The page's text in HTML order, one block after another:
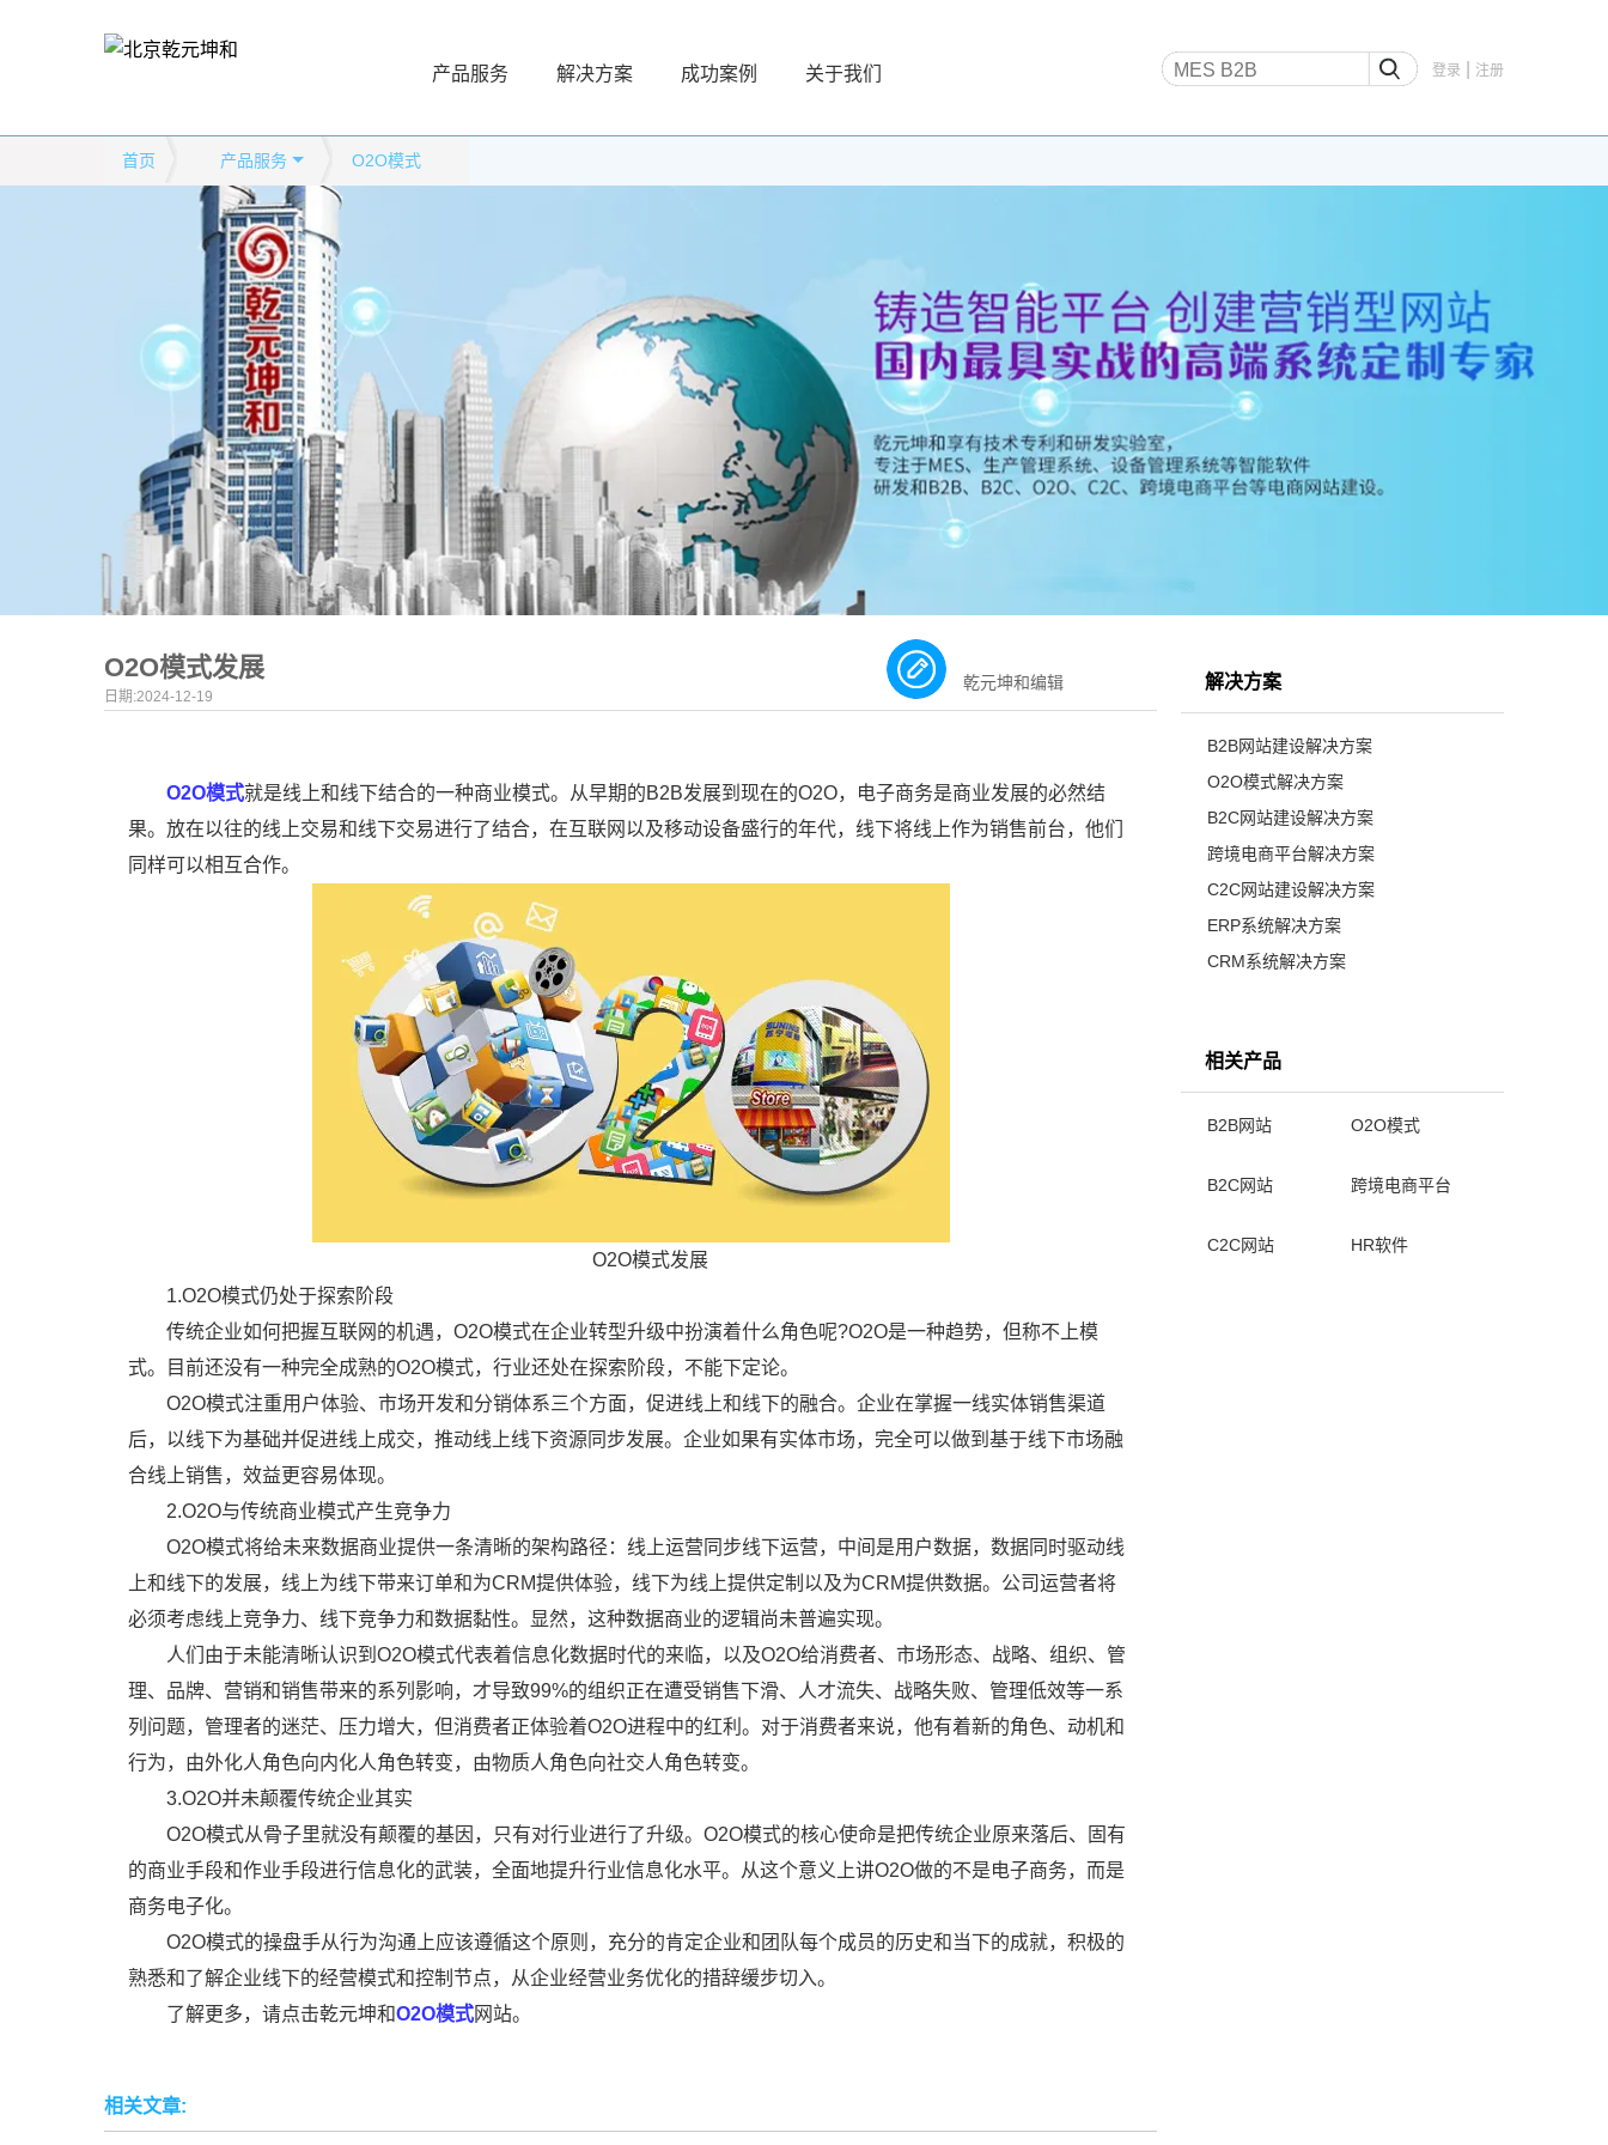
产品服务 解决方案 成功案例 关于我们 登录 注册
首页 产品服务 O2O模式
O2O模式发展
日期:2024-12-19
乾元坤和编辑
O2O模式就是线上和线下结合的一种商业模式。从早期的B2B发展到现在的O2O，电子商务是商业发展的必然结
果。放在以往的线上交易和线下交易进行了结合，在互联网以及移动设备盛行的年代，线下将线上作为销售前台，他们
同样可以相互合作。
O2O模式发展
1.O2O模式仍处于探索阶段
传统企业如何把握互联网的机遇，O2O模式在企业转型升级中扮演着什么角色呢?O2O是一种趋势，但称不上模
式。目前还没有一种完全成熟的O2O模式，行业还处在探索阶段，不能下定论。
O2O模式注重用户体验、市场开发和分销体系三个方面，促进线上和线下的融合。企业在掌握一线实体销售渠道
后，以线下为基础并促进线上成交，推动线上线下资源同步发展。企业如果有实体市场，完全可以做到基于线下市场融
合线上销售，效益更容易体现。
2.O2O与传统商业模式产生竞争力
O2O模式将给未来数据商业提供一条清晰的架构路径：线上运营同步线下运营，中间是用户数据，数据同时驱动线
上和线下的发展，线上为线下带来订单和为CRM提供体验，线下为线上提供定制以及为CRM提供数据。公司运营者将
必须考虑线上竞争力、线下竞争力和数据黏性。显然，这种数据商业的逻辑尚未普遍实现。
人们由于未能清晰认识到O2O模式代表着信息化数据时代的来临，以及O2O给消费者、市场形态、战略、组织、管
理、品牌、营销和销售带来的系列影响，才导致99%的组织正在遭受销售下滑、人才流失、战略失败、管理低效等一系
列问题，管理者的迷茫、压力增大，但消费者正体验着O2O进程中的红利。对于消费者来说，他有着新的角色、动机和
行为，由外化人角色向内化人角色转变，由物质人角色向社交人角色转变。
3.O2O并未颠覆传统企业其实
O2O模式从骨子里就没有颠覆的基因，只有对行业进行了升级。O2O模式的核心使命是把传统企业原来落后、固有
的商业手段和作业手段进行信息化的武装，全面地提升行业信息化水平。从这个意义上讲O2O做的不是电子商务，而是
商务电子化。
O2O模式的操盘手从行为沟通上应该遵循这个原则，充分的肯定企业和团队每个成员的历史和当下的成就，积极的
熟悉和了解企业线下的经营模式和控制节点，从企业经营业务优化的措辞缓步切入。
了解更多，请点击乾元坤和O2O模式网站。
相关文章:
解决方案
B2B网站建设解决方案
O2O模式解决方案
B2C网站建设解决方案
跨境电商平台解决方案
C2C网站建设解决方案
ERP系统解决方案
CRM系统解决方案
相关产品
B2B网站 O2O模式
B2C网站 跨境电商平台
C2C网站 HR软件